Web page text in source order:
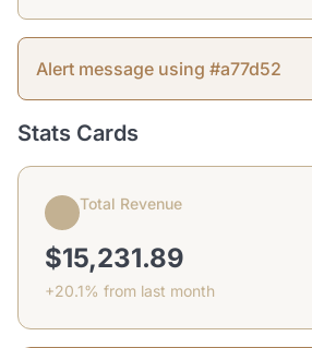
Alert message using #a77d52
Stats Cards
Total Revenue
$15,231.89
+20.1% from last month